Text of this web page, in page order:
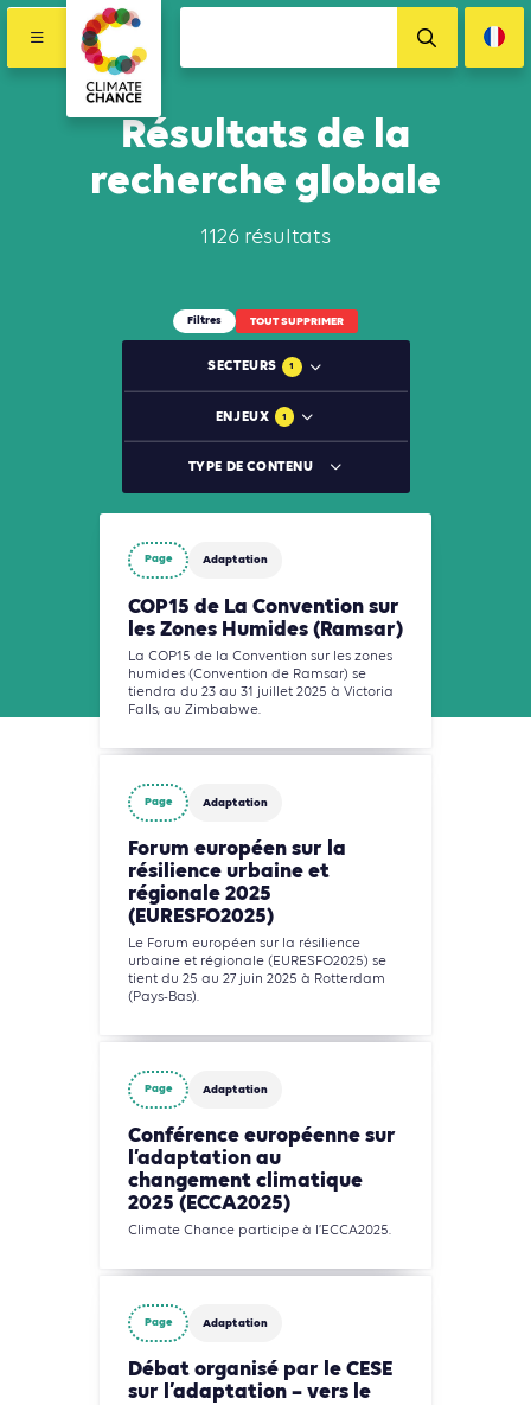
Résultats de la
recherche globale
1126 résultats
Filtres TOUT SUPPRIMER
SECTEURS 1
ENJEUX 1
TYPE DE CONTENU
Page Adaptation
COP15 de La Convention sur
les Zones Humides (Ramsar)
La COP15 de la Convention sur les zones
humides (Convention de Ramsar) se
tiendra du 23 au 31 juillet 2025 à Victoria
Falls, au Zimbabwe.
Page Adaptation
Forum européen sur la
résilience urbaine et
régionale 2025
(EURESFO2025)
Le Forum européen sur la résilience
urbaine et régionale (EURESFO2025) se
tient du 25 au 27 juin 2025 à Rotterdam
(Pays-Bas).
Page Adaptation
Conférence européenne sur
l’adaptation au
changement climatique
2025 (ECCA2025)
Climate Chance participe à l’ECCA2025.
Page Adaptation
Débat organisé par le CESE
sur l’adaptation – vers le